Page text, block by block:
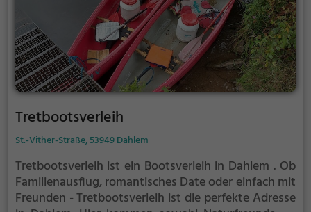
Tretbootsverleih
St.-Vither-Straße, 53949 Dahlem
Tretbootsverleih ist ein Bootsverleih in Dahlem . Ob
Familienausflug, romantisches Date oder einfach mit
Freunden - Tretbootsverleih ist die perfekte Adresse